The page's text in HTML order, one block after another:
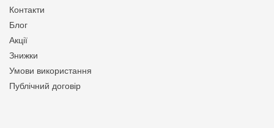
Контакти
Блог
Акції
Знижки
Умови використання
Публічний договір